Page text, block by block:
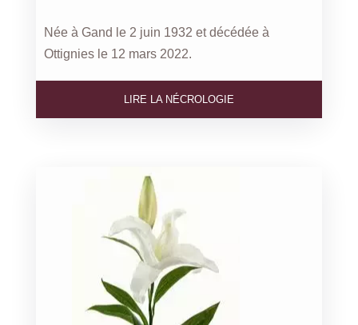
Née à Gand le 2 juin 1932 et décédée à
Ottignies le 12 mars 2022.
LIRE LA NÉCROLOGIE